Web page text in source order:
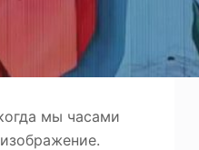
мы часами